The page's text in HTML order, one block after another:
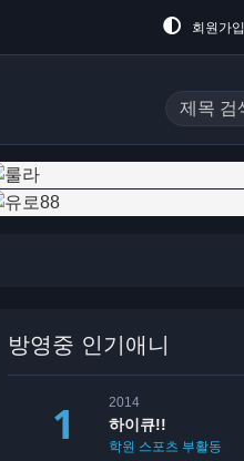
회원가입
방영중 인기애니
2014
하이큐!!
학원 스포츠 부활동